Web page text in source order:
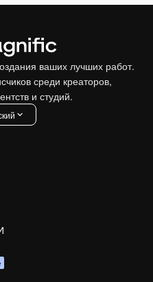
ваших лучших работ.
среди креаторов,
и студий.